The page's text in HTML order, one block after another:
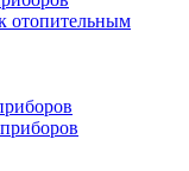
отопительным